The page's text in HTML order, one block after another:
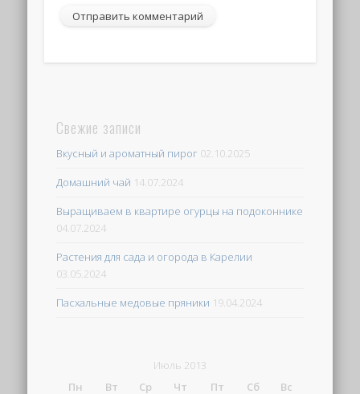
Свежие записи
Вкусный и ароматный пирог 02.10.2025
Домашний чай 14.07.2024
Выращиваем в квартире огурцы на подоконнике
04.07.2024
Растения для сада и огорода в Карелии
03.05.2024
Пасхальные медовые пряники 19.04.2024
Июль 2013
Пн
Вт Ср Чт Пт Сб
Вс